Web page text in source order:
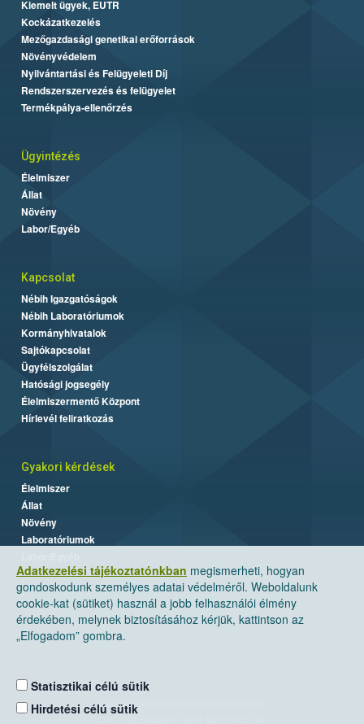
Adatkezelési tájékoztatónkban megismerheti, hogyan
gondoskodunk személyes adatai védelméről. Weboldalunk
cookie-kat (sütiket) használ a jobb felhasználói élmény
érdekében, melynek biztosításához kérjük, kattintson az
„Elfogadom” gombra.
Statisztikai célú sütik
Hirdetési célú sütik
Kiemelt ügyek, EUTR
Kockázatkezelés
Mezőgazdasági genetikai erőforrások
Növényvédelem
Nyilvántartási és Felügyeleti Díj
Rendszerszervezés és felügyelet
Termékpálya-ellenőrzés
Ügyintézés
Élelmiszer
Állat
Növény
Labor/Egyéb
Kapcsolat
Nébih Igazgatóságok
Nébih Laboratóriumok
Kormányhivatalok
Sajtókapcsolat
Ügyfélszolgálat
Hatósági jogsegély
Élelmiszermentő Központ
Hírlevél feliratkozás
Gyakori kérdések
Élelmiszer
Állat
Növény
Laboratóriumok
Nemzeti Élelmiszerlánc-biztonsági Hivatal